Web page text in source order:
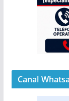
Canal